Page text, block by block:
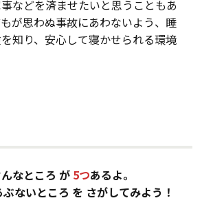
などを済ませたいと思うこともあ
が思わぬ事故にあわないよう、睡
知り、安心して寝かせられる環境
なところ が 5つあるよ。
ないところ を さがしてみよう！